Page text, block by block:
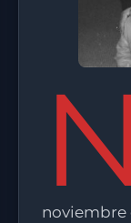
noviembre